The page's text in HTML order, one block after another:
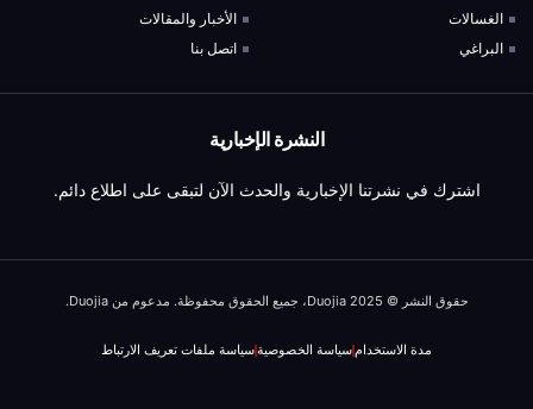
الغسالات
البراغي
الأخبار والمقالات
اتصل بنا
النشرة الإخبارية
اشترك في نشرتنا الإخبارية والحدث الآن لتبقى على اطلاع دائم.
حقوق النشر © 2025 Duojia، جميع الحقوق محفوظة. مدعوم من Duojia.
مدة الاستخدامسياسة الخصوصيةسياسة ملفات تعريف الارتباط